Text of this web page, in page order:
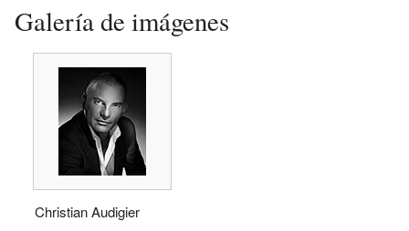
Galería de imágenes
Christian Audigier